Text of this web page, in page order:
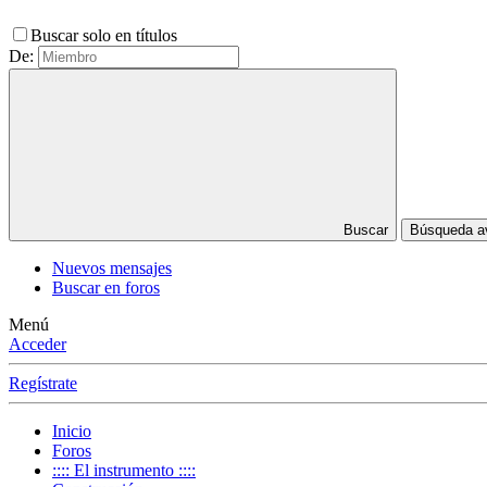
Buscar solo en títulos
De:
Buscar Búsqueda
Nuevos mensajes
Buscar en foros
Menú
Acceder
Regístrate
Inicio
Foros
:::: El instrumento ::::